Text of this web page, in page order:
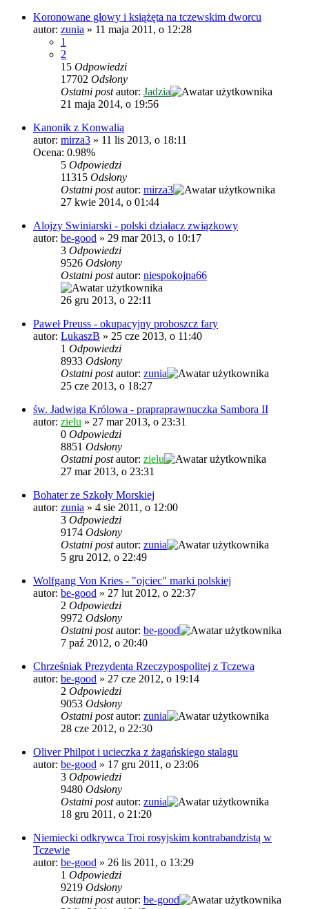
Koronowane głowy i książęta na tczewskim dworcu
autor: zunia » 11 maja 2011, o 12:28
1
2
15 Odpowiedzi
17702 Odsłony
Ostatni postautor: Jadzia
21 maja 2014, o 19:56
Kanonik z Konwalią
autor: mirza3 » 11 lis 2013, o 18:11
Ocena: 0.98%
5 Odpowiedzi
11315 Odsłony
Ostatni postautor: mirza3
27 kwie 2014, o 01:44
Alojzy Swiniarski - polski działacz związkowy
autor: be-good » 29 mar 2013, o 10:17
3 Odpowiedzi
9526 Odsłony
Ostatni postautor: niespokojna66
26 gru 2013, o 22:11
Paweł Preuss - okupacyjny proboszcz fary
autor: LukaszB » 25 cze 2013, o 11:40
1 Odpowiedzi
8933 Odsłony
Ostatni postautor: zunia
25 cze 2013, o 18:27
św. Jadwiga Królowa - prapraprawnuczka Sambora II
autor: zielu » 27 mar 2013, o 23:31
0 Odpowiedzi
8851 Odsłony
Ostatni postautor: zielu
27 mar 2013, o 23:31
Bohater ze Szkoły Morskiej
autor: zunia » 4 sie 2011, o 12:00
3 Odpowiedzi
9174 Odsłony
Ostatni postautor: zunia
5 gru 2012, o 22:49
Wolfgang Von Kries - "ojciec" marki polskiej
autor: be-good » 27 lut 2012, o 22:37
2 Odpowiedzi
9972 Odsłony
Ostatni postautor: be-good
7 paź 2012, o 20:40
Chrześniak Prezydenta Rzeczypospolitej z Tczewa
autor: be-good » 27 cze 2012, o 19:14
2 Odpowiedzi
9053 Odsłony
Ostatni postautor: zunia
28 cze 2012, o 22:30
Oliver Philpot i ucieczka z żagańskiego stalagu
autor: be-good » 17 gru 2011, o 23:06
3 Odpowiedzi
9480 Odsłony
Ostatni postautor: zunia
18 gru 2011, o 21:20
Niemiecki odkrywca Troi rosyjskim kontrabandzistą w
Tczewie
autor: be-good » 26 lis 2011, o 13:29
1 Odpowiedzi
9219 Odsłony
Ostatni postautor: be-good